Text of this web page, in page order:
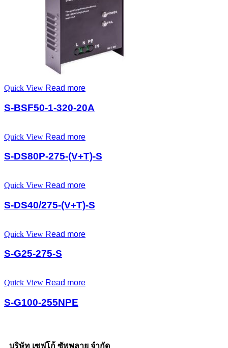
Quick View Read more
S-BSF50-1-320-20A
Quick View Read more
S-DS80P-275-(V+T)-S
Quick View Read more
S-DS40/275-(V+T)-S
Quick View Read more
S-G25-275-S
Quick View Read more
S-G100-255NPE
บริษัท เซฟโก้ ซัพพลาย จำกัด